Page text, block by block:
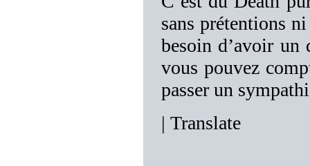
sans prétentions
besoin d’avoir un
vous pouvez
passer un
| Translate